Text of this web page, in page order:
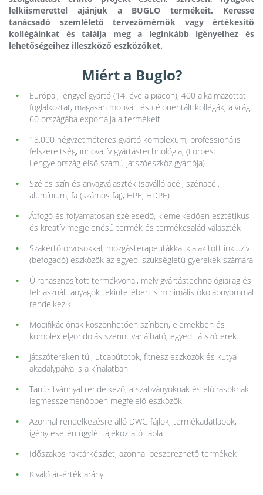
lelkiismerettel ajánjuk a BUGLO termékeit. Keresse
tanácsadó szemlélető tervezőmérnök vagy értékesítő
kollégáinkat és találja meg a leginkább igényeihez és
lehetőségeihez illeszköző eszközöket.
Miért a Buglo?
Európai, lengyel gyártó (14. éve a piacon), 400 alkalmazottat
foglalkoztat, magasan motivált és célorientált kollégák, a világ
60 országába exportálja a termékeit
18.000 négyzetméteres gyártó komplexum, professionális
felszereltség, innovatív gyártástechnológia, (Forbes:
Lengyelország első számú játszóeszköz gyártója)
Széles szín és anyagválaszték (saválló acél, szénacél,
alumínium, fa (számos faj), HPE, HDPE)
Átfogó és folyamatosan szélesedő, kiemelkedően esztétikus
és kreatív megjelenésű termék és termékcsalád választék
Szakértő orvosokkal, mozgásterapeutákkal kialakított inkluzív
(befogadó) eszközök az egyedi szükségletű gyerekek számára
Újrahasznosított termékvonal, mely gyártástechnológiailag és
felhasznált anyagok tekintetében is minimális ökolábnyommal
rendelkezik
Modifikációnak köszönhetően színben, elemekben és
komplex elgondolás szerint variálható, egyedi játszóterek
Játszótereken túl, utcabútotok, fitnesz eszközök és kutya
akadálypálya is a kínálatban
Tanúsítvánnyal rendelkező, a szabványoknak és előírásoknak
legmesszemenőbben megfelelő eszközök.
Azonnal rendelkezésre álló DWG fájlok, termékadatlapok,
igény esetén ügyfél tájékoztató tábla
Időszakos raktárkészlet, azonnal beszerezhető termékek
Kiváló ár-érték arány